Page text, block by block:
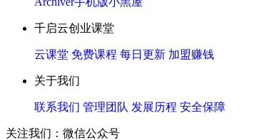
千启云创业课堂
云课堂 免费课程 每日更新 加盟赚钱
关于我们
联系我们 管理团队 发展历程 安全保障
关注我们：微信公众号